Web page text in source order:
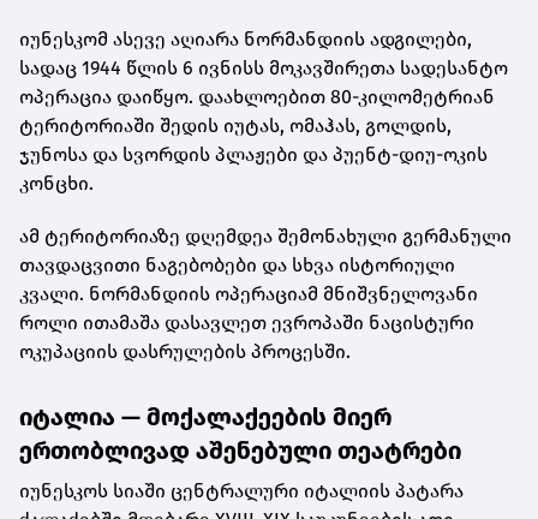
იუნესკომ ასევე აღიარა ნორმანდიის ადგილები,
სადაც 1944 წლის 6 ივნისს მოკავშირეთა სადესანტო
ოპერაცია დაიწყო. დაახლოებით 80-კილომეტრიან
ტერიტორიაში შედის იუტას, ომაჰას, გოლდის,
ჯუნოსა და სვორდის პლაჟები და პუენტ-დიუ-ოკის
კონცხი.
ამ ტერიტორიაზე დღემდეა შემონახული გერმანული
თავდაცვითი ნაგებობები და სხვა ისტორიული
კვალი. ნორმანდიის ოპერაციამ მნიშვნელოვანი
როლი ითამაშა დასავლეთ ევროპაში ნაცისტური
ოკუპაციის დასრულების პროცესში.
იტალია — მოქალაქეების მიერ
ერთობლივად აშენებული თეატრები
იუნესკოს სიაში ცენტრალური იტალიის პატარა